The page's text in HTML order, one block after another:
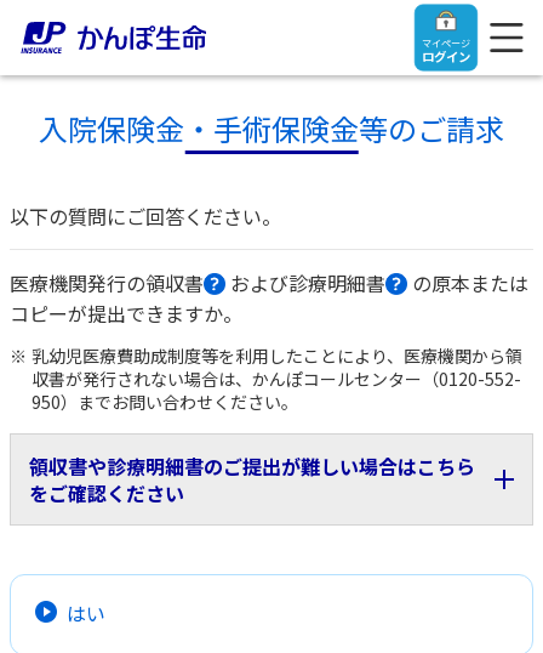
マイページ
ログイン
トップ
ご契約者さま
ご契約者さま
マイページログイン
入院保険金・手術保険金のご請求
保険をご検討中のお客さま
保険をご検討中のお客さま
養老保険
法人のお客さま
【まずはご相談ください】企業経営でお悩みの方はこ
法人のお客さま向け商品一覧
お役立ち情報
かんぽ生命について
入院保険金・手術保険金等のご請求
以下の質問にご回答ください。
医療機関発行の領収書 および診療明細書
の原本または
コピーが提出できますか。
乳幼児医療費助成制度等を利用したことにより、医療機関から領
収書が発行されない場合は、かんぽコールセンター（0120-552-
950）までお問い合わせください。
領収書や診療明細書のご提出が難しい場合はこちら
をご確認ください
記載がある、医療機関が発行した別の書類がある場合は
「はい」を選択してください。
はい